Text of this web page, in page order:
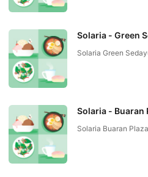
Solaria - Green
Solaria Green
Solaria - Buaran
Solaria Buaran